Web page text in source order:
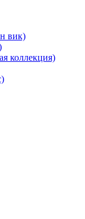
вик)
коллекция)